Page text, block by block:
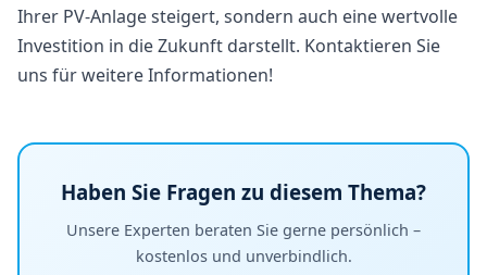
Ihrer PV-Anlage steigert, sondern auch eine wertvolle
Investition in die Zukunft darstellt. Kontaktieren Sie
uns für weitere Informationen!
Haben Sie Fragen zu diesem Thema?
Unsere Experten beraten Sie gerne persönlich –
kostenlos und unverbindlich.